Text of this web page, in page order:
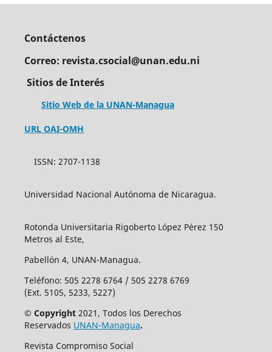
Contáctenos
Correo: revista.csocial@unan.edu.ni
Sitios de Interés
Sitio Web de la UNAN-Managua
URL OAI-OMH
ISSN: 2707-1138
Universidad Nacional Autónoma de Nicaragua.
Rotonda Universitaria Rigoberto López Pérez 150
Metros al Este,
Pabellón 4, UNAN-Managua.
Teléfono: 505 2278 6764 / 505 2278 6769
(Ext. 5105, 5233, 5227)
© Copyright2021, Todos los Derechos
Reservados UNAN-Managua.
Revista Compromiso Social